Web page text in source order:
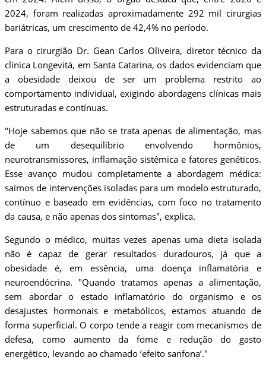
2024, foram realizadas aproximadamente 292 mil cirurgias
bariátricas, um crescimento de 42,4% no período.
Para o cirurgião Dr. Gean Carlos Oliveira, diretor técnico da
clínica Longevitá, em Santa Catarina, os dados evidenciam que
a obesidade deixou de ser um problema restrito ao
comportamento individual, exigindo abordagens clínicas mais
estruturadas e contínuas.
"Hoje sabemos que não se trata apenas de alimentação, mas
de um desequilíbrio envolvendo hormônios,
neurotransmissores, inflamação sistêmica e fatores genéticos.
Esse avanço mudou completamente a abordagem médica:
saímos de intervenções isoladas para um modelo estruturado,
contínuo e baseado em evidências, com foco no tratamento
da causa, e não apenas dos sintomas", explica.
Segundo o médico, muitas vezes apenas uma dieta isolada
não é capaz de gerar resultados duradouros, já que a
obesidade é, em essência, uma doença inflamatória e
neuroendócrina. "Quando tratamos apenas a alimentação,
sem abordar o estado inflamatório do organismo e os
desajustes hormonais e metabólicos, estamos atuando de
forma superficial. O corpo tende a reagir com mecanismos de
defesa, como aumento da fome e redução do gasto
energético, levando ao chamado ‘efeito sanfona’."